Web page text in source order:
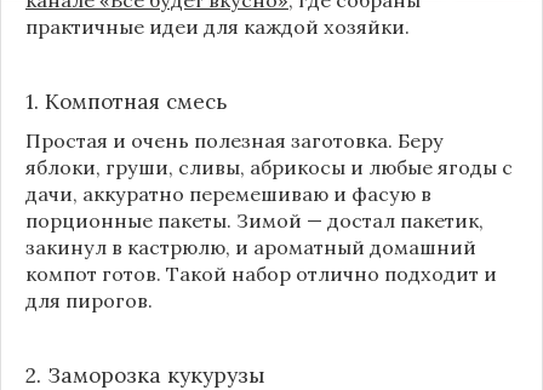
практичные идеи для каждой хозяйки.
1. Компотная смесь
Простая и очень полезная заготовка. Беру
яблоки, груши, сливы, абрикосы и любые ягоды с
дачи, аккуратно перемешиваю и фасую в
порционные пакеты. Зимой — достал пакетик,
закинул в кастрюлю, и ароматный домашний
компот готов. Такой набор отлично подходит и
для пирогов.
2. Заморозка кукурузы